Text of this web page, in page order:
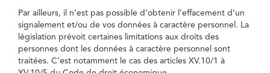
Par ailleurs, il n’est pas possible d’obtenir l’effacement d’un
signalement et/ou de vos données à caractère personnel. La
législation prévoit certaines limitations aux droits des
personnes dont les données à caractère personnel sont
traitées. C’est notamment le cas des articles XV.10/1 à